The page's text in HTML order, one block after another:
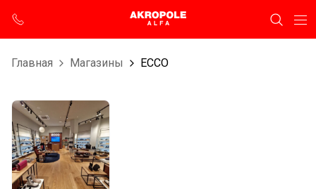
Главная Магазины ECCO